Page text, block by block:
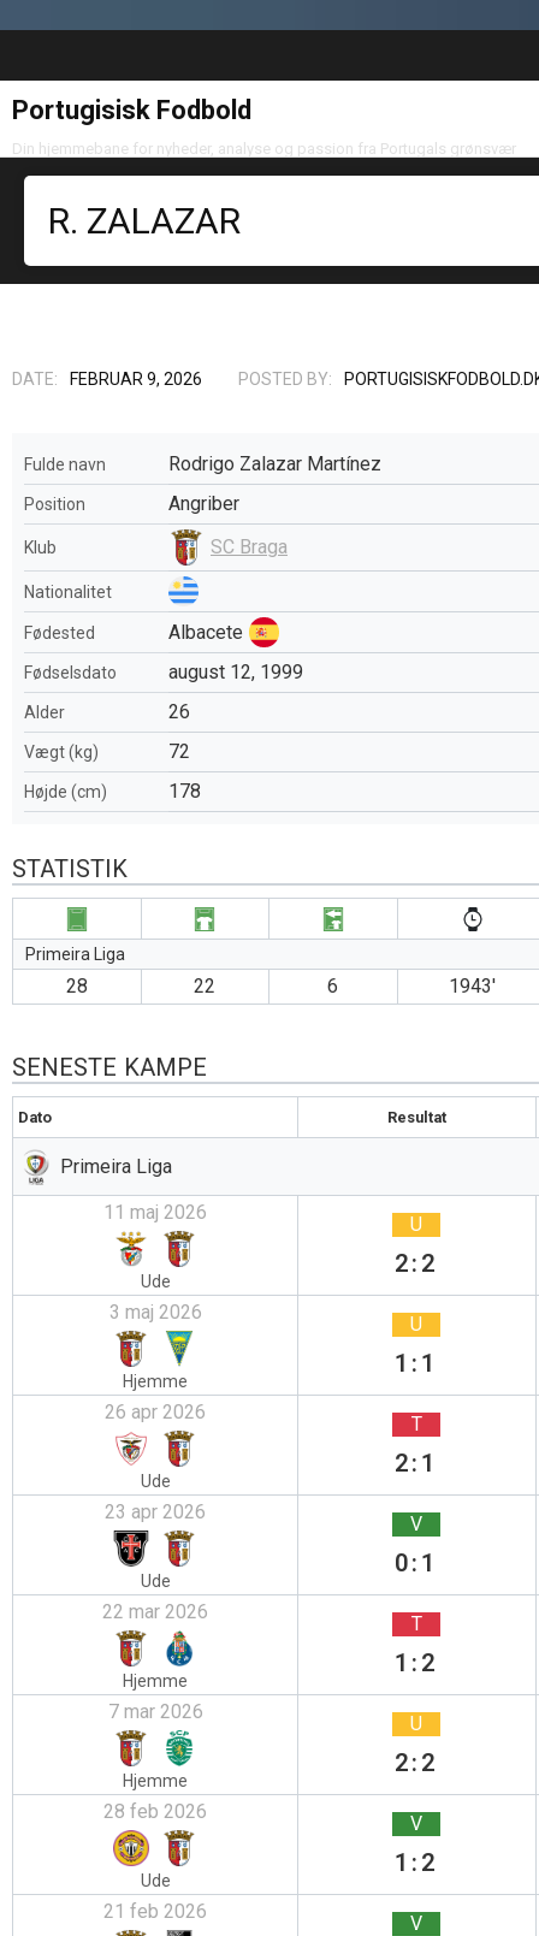
Portugisisk Fodbold
Din hjemmebane for nyheder, analyse og passion fra Portugals grønsvær
R. ZALAZAR
DATE: FEBRUAR 9, 2026 POSTED BY:
Fulde navn Rodrigo Zalazar Martínez
Position Angriber
Klub SC Braga
Nationalitet
Fødested Albacete
Fødselsdato august 12, 1999
Alder 26
Vægt (kg) 72
Højde (cm) 178
STATISTIK
Primeira Liga
28 22 6 1943′
SENESTE KAMPE
Dato Resultat
Primeira Liga
11 maj 2026
Ude
U
2:2
3 maj 2026
Hjemme
U
1:1
26 apr 2026
Ude
T
2:1
23 apr 2026
Ude
V
0:1
22 mar 2026
Hjemme
T
1:2
7 mar 2026
Hjemme
U
2:2
28 feb 2026
Ude
V
1:2
21 feb 2026 V